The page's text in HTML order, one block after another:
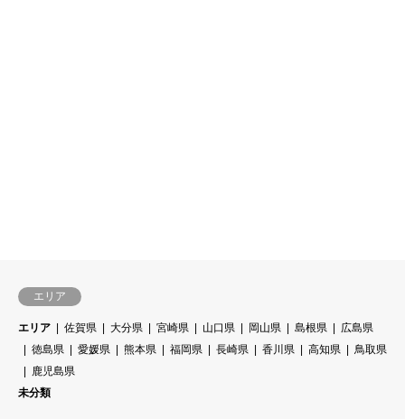
エリア
エリア 佐賀県 大分県 宮崎県 山口県 岡山県 島根県
広島県
徳島県
愛媛県 熊本県 福岡県 長崎県 香川県 高知県
鳥取県
鹿児島県
未分類